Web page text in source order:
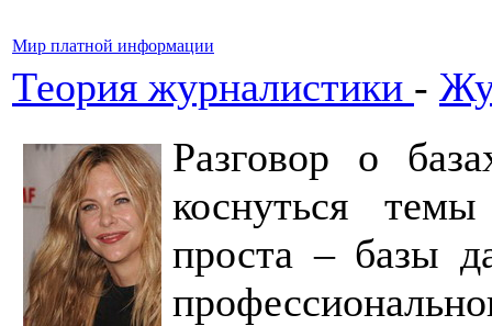
Мир платной информации
Теория журналистики -
Разговор о
коснуться
проста – базы